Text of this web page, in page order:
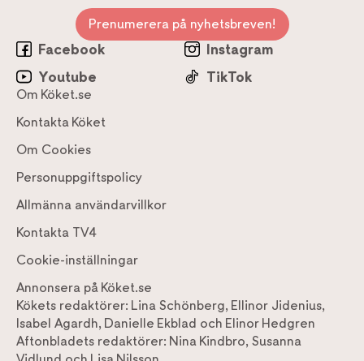
Prenumerera på nyhetsbreven!
Facebook
Instagram
Youtube
TikTok
Om Köket.se
Kontakta Köket
Om Cookies
Personuppgiftspolicy
Allmänna användarvillkor
Kontakta TV4
Cookie-inställningar
Annonsera på Köket.se
Kökets redaktörer: Lina Schönberg, Ellinor Jidenius,
Isabel Agardh, Danielle Ekblad och Elinor Hedgren
Aftonbladets redaktörer: Nina Kindbro, Susanna